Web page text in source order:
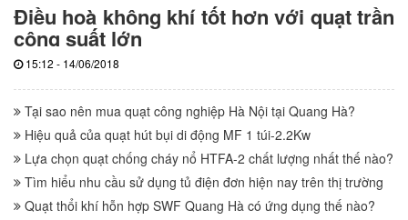
Điều hoà không khí tốt hơn với quạt trần
công suất lớn
15:12 - 14/06/2018
Tại sao nên mua quạt công nghiệp Hà Nội tại Quang Hà?
Hiệu quả của quạt hút bụi di động MF 1 túi-2.2Kw
Lựa chọn quạt chống cháy nổ HTFA-2 chất lượng nhất thế nào?
Tìm hiểu nhu cầu sử dụng tủ điện đơn hiện nay trên thị trường
Quạt thổi khí hỗn hợp SWF Quang Hà có ứng dụng thế nào?